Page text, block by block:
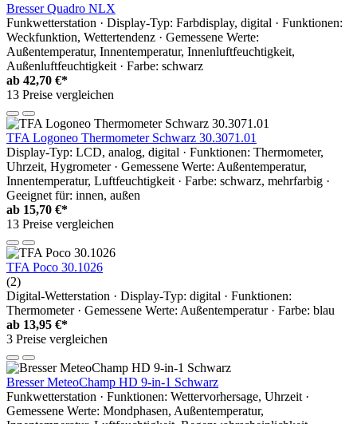
Bresser Quadro NLX
Funkwetterstation · Display-Typ: Farbdisplay, digital · Funktionen:
Weckfunktion, Wettertendenz · Gemessene Werte:
Außentemperatur, Innentemperatur, Innenluftfeuchtigkeit,
Außenluftfeuchtigkeit · Farbe: schwarz
ab 42,70 €*
13 Preise vergleichen
TFA Logoneo Thermometer Schwarz 30.3071.01
Display-Typ: LCD, analog, digital · Funktionen: Thermometer,
Uhrzeit, Hygrometer · Gemessene Werte: Außentemperatur,
Innentemperatur, Luftfeuchtigkeit · Farbe: schwarz, mehrfarbig ·
Geeignet für: innen, außen
ab 15,70 €*
13 Preise vergleichen
TFA Poco 30.1026
(2)
Digital-Wetterstation · Display-Typ: digital · Funktionen:
Thermometer · Gemessene Werte: Außentemperatur · Farbe: blau
ab 13,95 €*
3 Preise vergleichen
Bresser MeteoChamp HD 9-in-1 Schwarz
Funkwetterstation · Funktionen: Wettervorhersage, Uhrzeit ·
Gemessene Werte: Mondphasen, Außentemperatur,